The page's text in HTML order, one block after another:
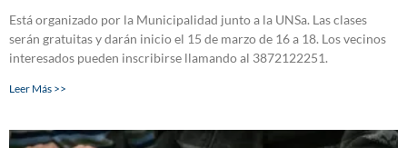
Está organizado por la Municipalidad junto a la UNSa. Las clases
serán gratuitas y darán inicio el 15 de marzo de 16 a 18. Los vecinos
interesados pueden inscribirse llamando al 3872122251.
Leer Más >>